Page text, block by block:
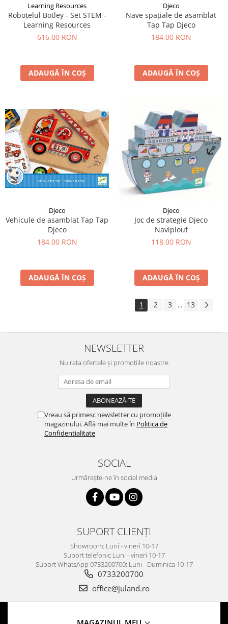
Learning Resources
Roboțelul Botley - Set STEM -
Learning Resources
616,00 RON
ADAUGĂ ÎN COȘ
Djeco
Nave spațiale de asamblat
Tap Tap Djeco
184,00 RON
ADAUGĂ ÎN COȘ
Djeco
Vehicule de asamblat Tap Tap
Djeco
184,00 RON
ADAUGĂ ÎN COȘ
Djeco
Joc de strategie Djeco
Naviplouf
118,00 RON
ADAUGĂ ÎN COȘ
1 2 3 ... 13
NEWSLETTER
Nu rata ofertele și promoțiile noastre
Vreau să primesc newsletter cu promoțiile
magazinului. Află mai multe în Politica de
Confidentialitate
SOCIAL
Urmărește-ne în social media
SUPORT CLIENȚI
Showroom: Luni - vineri 10-17
Suport telefonic Luni - vineri 10-17
Suport WhatsApp 0733200700: Luni - Duminica 10-17
0733200700
office@juland.ro